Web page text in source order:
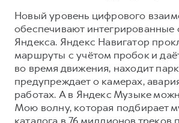
Новый уровень цифрового
обеспечивают интегрированные
Яндекса. Яндекс Навигатор
маршруты с учётом пробок и
во время движения, находит
предупреждает о камерах,
работах. А в Яндекс Музыке
Мою волну, которая подбирает